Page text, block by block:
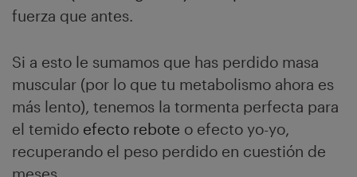
fuerza que antes.
Si a esto le sumamos que has perdido masa
muscular (por lo que tu metabolismo ahora es
más lento), tenemos la tormenta perfecta para
el temido efecto rebote o efecto yo-yo,
recuperando el peso perdido en cuestión de